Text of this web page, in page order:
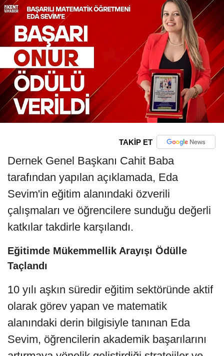
TAKİP ET
Dernek Genel Başkanı Cahit Baba
tarafından yapılan açıklamada, Eda
Sevim'in eğitim alanındaki özverili
çalışmaları ve öğrencilere sunduğu değerli
katkılar takdirle karşılandı.
Eğitimde Mükemmellik Arayışı Ödülle
Taçlandı
10 yılı aşkın süredir eğitim sektöründe aktif
olarak görev yapan ve matematik
alanındaki derin bilgisiyle tanınan Eda
Sevim, öğrencilerin akademik başarılarını